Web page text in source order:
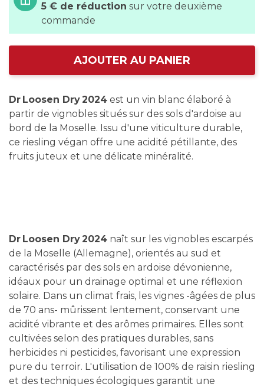
5 € de réduction sur votre deuxième
commande
AJOUTER AU PANIER
Dr Loosen Dry 2024 est un vin blanc élaboré à
partir de vignobles situés sur des sols d'ardoise au
bord de la Moselle. Issu d'une viticulture durable,
ce riesling végan offre une acidité pétillante, des
fruits juteux et une délicate minéralité.
Dr Loosen Dry 2024 naît sur les vignobles escarpés
de la Moselle (Allemagne), orientés au sud et
caractérisés par des sols en ardoise dévonienne,
idéaux pour un drainage optimal et une réflexion
solaire. Dans un climat frais, les vignes -âgées de plus
de 70 ans- mûrissent lentement, conservant une
acidité vibrante et des arômes primaires. Elles sont
cultivées selon des pratiques durables, sans
herbicides ni pesticides, favorisant une expression
pure du terroir. L'utilisation de 100% de raisin riesling
et des techniques écologiques garantit une